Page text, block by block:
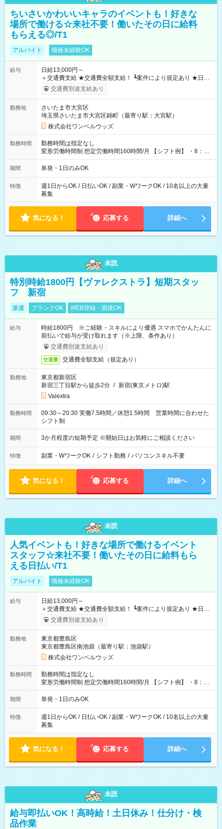
ちいさいかわいいキャラのイベントも！好きな
場所で働ける☆来社不要！働いたその日に給料
もらえる◎/T1
アルバイト 職種未経験OK
給与
日給13,000円～
＋交通費支給 ★交通費全額支給！ ┗案件により規定あり ★日払
いOK！（規定あり） ┗働いたその日に現金GET♪ お仕事後はコ
ンビニATMから 日払い分を引き落とせます！ 【試用期間】試
交通費別途支給あり
勤務地
さいたま市大宮区
埼玉県さいたま市大宮区錦町（最寄り駅：大宮駅）
株式会社ワンベルウッズ
勤務時間
勤務時間は指定なし
変形労働時間制 想定労働時間160時間/月 【シフト例】 ・8：00
～21：00
期間 単発・1日のみOK
特徴
週1日からOK / 日払いOK / 副業・WワークOK / 10名以上の大量
募集
気になる！ 応募する 詳細へ
未読
特別時給1800円【ヴァレクストラ】短期スタッ
フ 新宿
派遣 ブランクOK WEB登録・面接OK
給与
時給1800円 ※ご経験・スキルにより優遇 スマホでかんたんに
前払いで給与が受け取れます（※上限、条件あり）
交通費別途支給あり
交通費 交通費全額支給（規定あり）
勤務地
東京都新宿区
新宿三丁目駅から徒歩2分 / 新宿(東京メトロ)駅
Valextra
勤務時間
09:30～20:30 実働7.5時間／休憩1.5時間 営業時間に合わせた
シフト制
期間 3か月程度の短期予定 ※開始日はお気軽にご相談ください
特徴 副業・WワークOK / シフト勤務 / パソコンスキル不要
気になる！ 応募する 詳細へ
未読
人気イベントも！好きな場所で働けるイベント
スタッフ☆来社不要！働いたその日に給料もら
える日払い/T1
アルバイト 職種未経験OK
給与
日給13,000円～
＋交通費支給 ★交通費全額支給！ ┗案件により規定あり ★日払
いOK！（規定あり） ┗働いたその日に現金GET♪ お仕事後はコ
ンビニATMから 日払い分を引き落とせます！ 【試用期間】試
交通費別途支給あり
勤務地
東京都豊島区
東京都豊島区南池袋（最寄り駅：池袋駅）
株式会社ワンベルウッズ
勤務時間
勤務時間は指定なし
変形労働時間制 想定労働時間160時間/月 【シフト例】 ・8：00
～21：00
期間 単発・1日のみOK
特徴
週1日からOK / 日払いOK / 副業・WワークOK / 10名以上の大量
募集
気になる！ 応募する 詳細へ
未読
給与即払いOK！高時給！土日休み！仕分け・検
品作業